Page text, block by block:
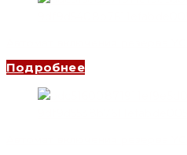
Подробнее